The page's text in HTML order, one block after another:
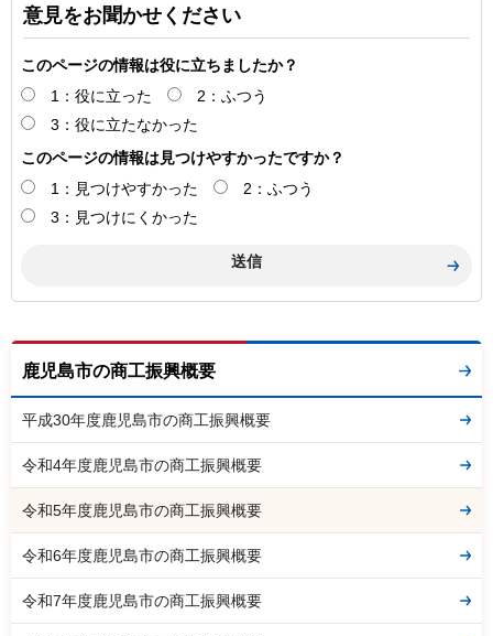
意見をお聞かせください
このページの情報は役に立ちましたか？
1：役に立った
2：ふつう
3：役に立たなかった
このページの情報は見つけやすかったですか？
1：見つけやすかった
2：ふつう
3：見つけにくかった
鹿児島市の商工振興概要
平成30年度鹿児島市の商工振興概要
令和4年度鹿児島市の商工振興概要
令和5年度鹿児島市の商工振興概要
令和6年度鹿児島市の商工振興概要
令和7年度鹿児島市の商工振興概要